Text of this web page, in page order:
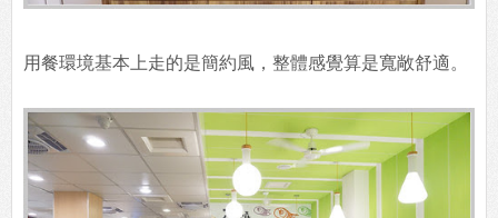
用餐環境基本上走的是簡約風，整體感覺算是寬敞舒適。